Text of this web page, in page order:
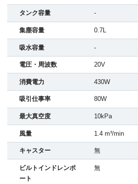
タンク容量 -
集塵容量 0.7L
吸水容量 -
電圧・周波数 20V
消費電力 430W
吸引仕事率 80W
最大真空度 10kPa
風量 1.4 m³/min
キャスター 無
ビルトインドレンポ
ート
無